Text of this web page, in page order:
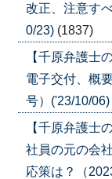
改正、注意す
0/23) (1837)
【千原弁護
電子交付、概
号）('23/10/06)
【千原弁護
社員の元の会
応策は？（